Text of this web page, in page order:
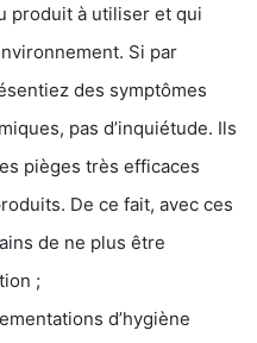
produit à utiliser et qui
Si par
des symptômes
pas d’inquiétude. Ils
pièges très efficaces
De ce fait, avec ces
de ne plus être
;
d’hygiène